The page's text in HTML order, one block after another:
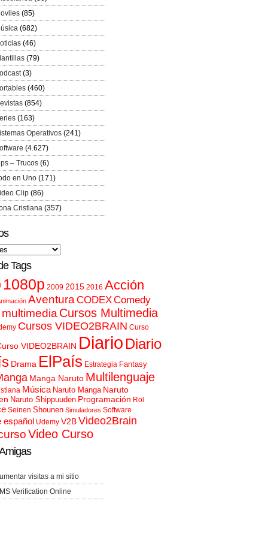
(85)
(682)
(46)
(79)
(3)
(460)
(854)
(163)
Operativos (241)
(4.627)
– Trucos (6)
en Uno (171)
Clip (86)
Cristiana (357)
Tags
1080p 2009 2015 2016 Acción
AventuraCODEXComedy
Cursos Multimedia
Cursos VIDEO2BRAIN Curso
VIDEO2BRAIN Diario Diario
Drama ElPaís Estrategia Fantasy
Manga Naruto Multilenguaje
Música Naruto Manga Naruto
Naruto Shippuuden Programación Rol
Seinen Shounen Simuladores Software
español Udemy V2BVideo2Brain
Video Curso
visitas a mi sitio
Verification Online